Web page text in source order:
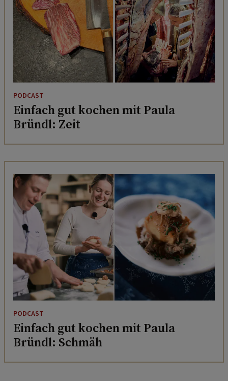
PODCAST
Einfach gut kochen mit Paula
Bründl: Zeit
PODCAST
Einfach gut kochen mit Paula
Bründl: Schmäh